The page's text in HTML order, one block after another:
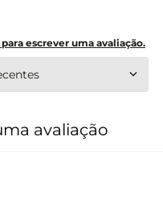
escrever uma avaliação.
avaliação